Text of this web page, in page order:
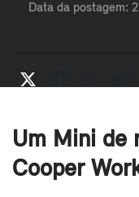
Data da postagem:
Um Mini de
Cooper